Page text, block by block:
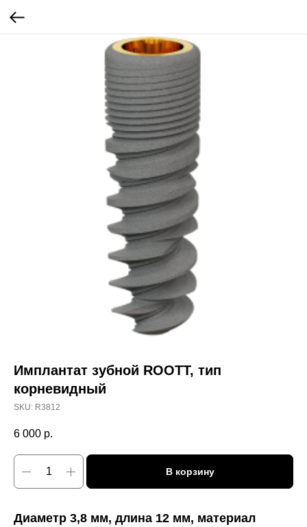
Имплантат зубной ROOTT, тип
корневидный
SKU: R3812
6 000 р.
В корзину
Диаметр 3,8 мм, длина 12 мм, материал